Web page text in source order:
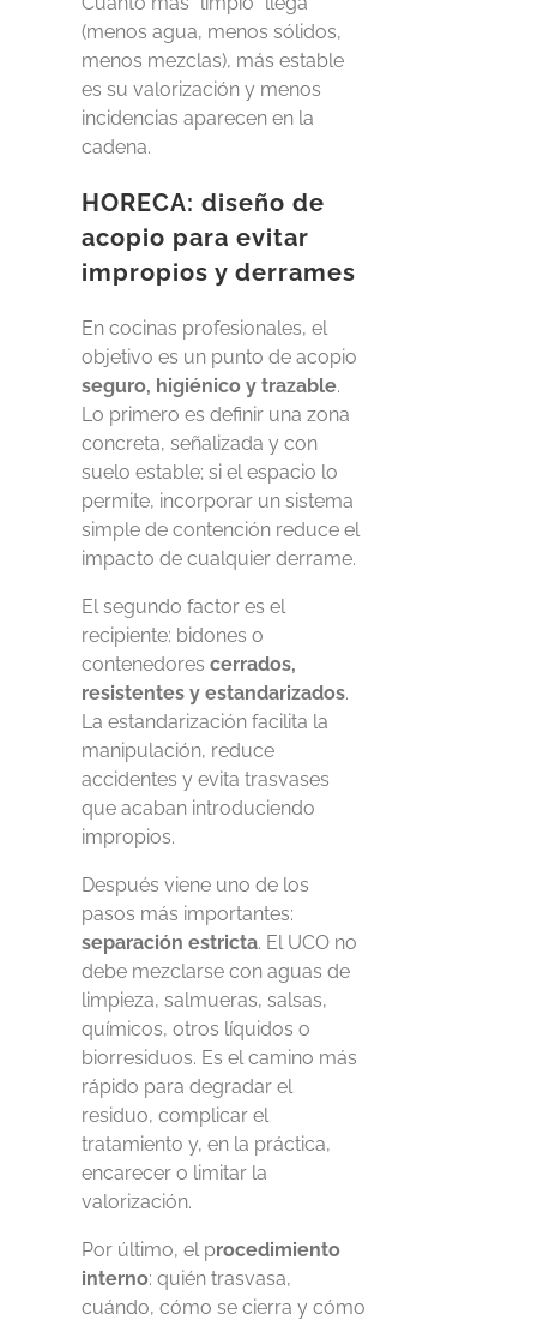
(menos agua, menos sólidos,
menos mezclas), más estable
es su valorización y menos
incidencias aparecen en la
cadena.
HORECA: diseño de
acopio para evitar
impropios y derrames
En cocinas profesionales, el
objetivo es un punto de acopio
seguro, higiénico y trazable.
Lo primero es definir una zona
concreta, señalizada y con
suelo estable; si el espacio lo
permite, incorporar un sistema
simple de contención reduce el
impacto de cualquier derrame.
El segundo factor es el
recipiente: bidones o
contenedores cerrados,
resistentes y estandarizados.
La estandarización facilita la
manipulación, reduce
accidentes y evita trasvases
que acaban introduciendo
impropios.
Después viene uno de los
pasos más importantes:
separación estricta. El UCO no
debe mezclarse con aguas de
limpieza, salmueras, salsas,
químicos, otros líquidos o
biorresiduos. Es el camino más
rápido para degradar el
residuo, complicar el
tratamiento y, en la práctica,
encarecer o limitar la
valorización.
Por último, el procedimiento
interno: quién trasvasa,
cuándo, cómo se cierra y cómo